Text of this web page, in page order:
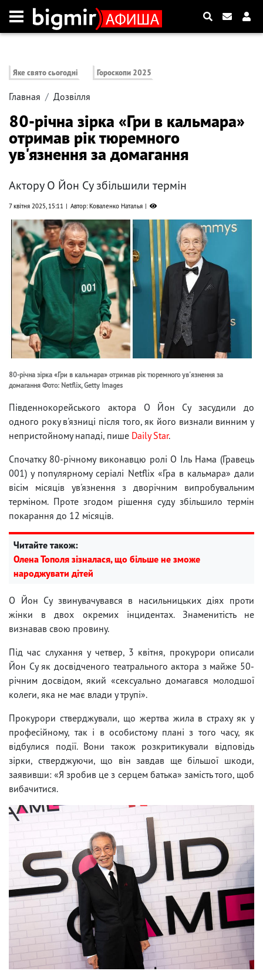
Яке свято сьогодні Гороскопи 2025
Главная Дозвілля
80-річна зірка «Гри в кальмара»
отримав рік тюремного
ув'язнення за домагання
Актору О Йон Су збільшили термін
7 квітня 2025, 15:11 Автор: Коваленко Наталья
80-річна зірка «Гри в кальмара» отримав рік тюремного ув'язнення за
домагання Фото: Netflix, Getty Images
Південнокорейського актора О Йон Су засудили до
одного року в'язниці після того, як його визнали винним у
непристойному нападі, пише Daily Star.
Спочатку 80-річному виконавцю ролі О Іль Нама (Гравець
001) у популярному серіалі Netflix «Гра в кальмара» дали
вісім місяців ув'язнення з дворічним випробувальним
терміном. Проте згодом рішення суду збільшило термін
покарання до 12 місяців.
Читайте також:
Олена Тополя зізналася, що більше не зможе
народжувати дітей
О Йон Су звинувачувався в насильницьких діях проти
жінки в двох окремих інцидентах. Знаменитість не
визнавав свою провину.
Під час слухання у четвер, 3 квітня, прокурори описали
Йон Су як досвідченого театрального актора з майже 50-
річним досвідом, який «сексуально домагався молодшої
колеги, яка не має влади у трупі».
Прокурори стверджували, що жертва жила в страху як у
професійному, так і в особистому плані з того часу, як
відбулися події. Вони також розкритикували відповідь
зірки, стверджуючи, що він завдав ще більшої шкоди,
заявивши: «Я зробив це з серцем батька» замість того, щоб
вибачитися.